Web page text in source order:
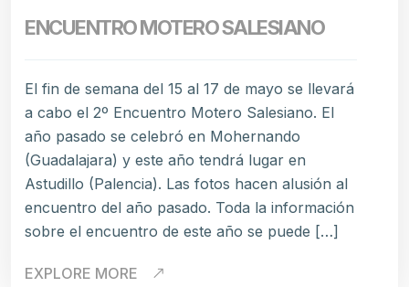
ENCUENTRO MOTERO SALESIANO
El fin de semana del 15 al 17 de mayo se llevará
a cabo el 2º Encuentro Motero Salesiano. El
año pasado se celebró en Mohernando
(Guadalajara) y este año tendrá lugar en
Astudillo (Palencia). Las fotos hacen alusión al
encuentro del año pasado. Toda la información
sobre el encuentro de este año se puede […]
EXPLORE MORE